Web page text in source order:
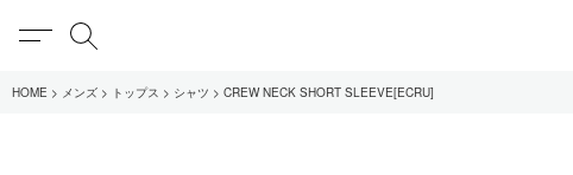
MENU
HOME メンズ トップス シャツ CREW NECK SHORT SLEEVE[ECRU]